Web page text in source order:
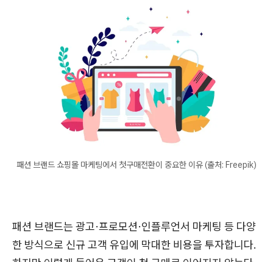
패션 브랜드 쇼핑몰 마케팅에서 첫구매전환이 중요한 이유 (출처: Freepik)
패션 브랜드는 광고·프로모션·인플루언서 마케팅 등 다양
한 방식으로 신규 고객 유입에 막대한 비용을 투자합니다.